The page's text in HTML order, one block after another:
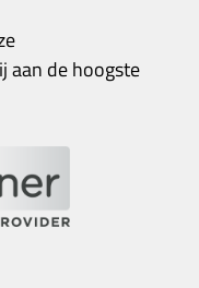
aan de hoogste